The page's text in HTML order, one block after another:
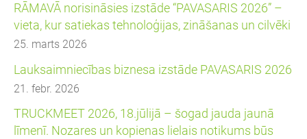
RĀMAVĀ norisināsies izstāde “PAVASARIS 2026” –
vieta, kur satiekas tehnoloģijas, zināšanas un cilvēki
25. marts 2026
Lauksaimniecības biznesa izstāde PAVASARIS 2026
21. febr. 2026
TRUCKMEET 2026, 18.jūlijā – šogad jauda jaunā
līmenī. Nozares un kopienas lielais notikums būs